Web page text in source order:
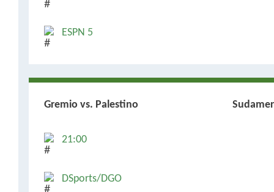
ESPN 5
Gremio vs. Palestino
21:00
DSports/DGO